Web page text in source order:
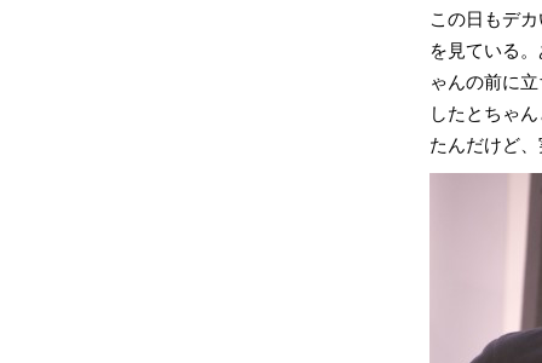
この日もデ
を見ている
ゃんの前に
したとちゃ
たんだけど